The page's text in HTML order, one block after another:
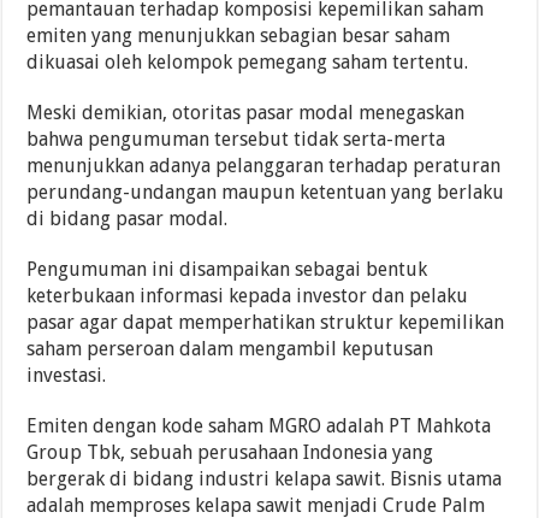
pemantauan terhadap komposisi kepemilikan saham
emiten yang menunjukkan sebagian besar saham
dikuasai oleh kelompok pemegang saham tertentu.
Meski demikian, otoritas pasar modal menegaskan
bahwa pengumuman tersebut tidak serta-merta
menunjukkan adanya pelanggaran terhadap peraturan
perundang-undangan maupun ketentuan yang berlaku
di bidang pasar modal.
Pengumuman ini disampaikan sebagai bentuk
keterbukaan informasi kepada investor dan pelaku
pasar agar dapat memperhatikan struktur kepemilikan
saham perseroan dalam mengambil keputusan
investasi.
Emiten dengan kode saham MGRO adalah PT Mahkota
Group Tbk, sebuah perusahaan Indonesia yang
bergerak di bidang industri kelapa sawit. Bisnis utama
adalah memproses kelapa sawit menjadi Crude Palm